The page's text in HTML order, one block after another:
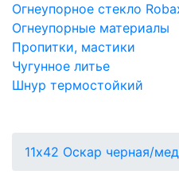
Огнеупорное стекло
Огнеупорные материалы
Пропитки, мастики
Чугунное литье
Шнур термостойкий
11х42 Оскар черная/